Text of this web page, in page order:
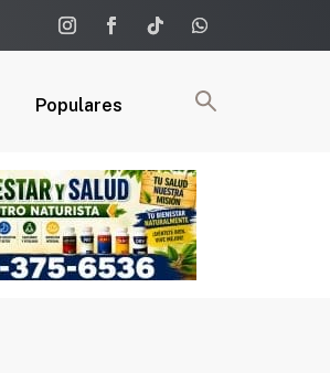
Populares